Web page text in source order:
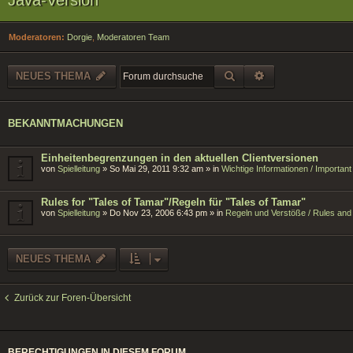
Moderatoren: Dorgie Moderatoren Team
NEUES THEMA SUCHE
BEKANNTMACHUNGEN
Einheitenbegrenzungen in den aktuellen Clientversionen
von Spielleitung » So Mai 29, 2011 9:32 am » in Wichtige Informationen /
Rules for "Tales of Tamar"/Regeln für "Tales of Tamar"
von Spielleitung » Do Nov 23, 2006 6:43 pm » in Regeln und Verstöße / Rules and
NEUES THEMA
Zurück zur Foren-Übersicht